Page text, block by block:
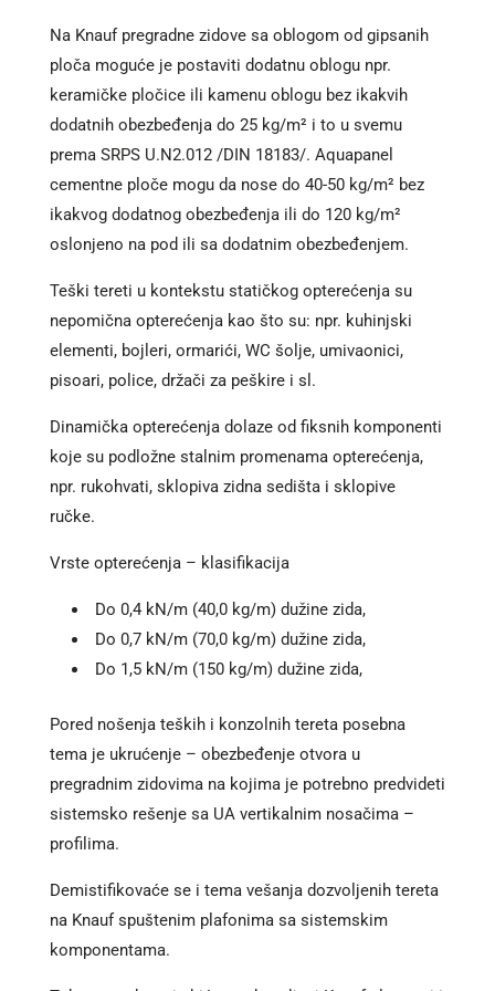
Na Knauf pregradne zidove sa oblogom od gipsanih
ploča moguće je postaviti dodatnu oblogu npr.
keramičke pločice ili kamenu oblogu bez ikakvih
dodatnih obezbeđenja do 25 kg/m² i to u svemu
prema SRPS U.N2.012 /DIN 18183/. Aquapanel
cementne ploče mogu da nose do 40-50 kg/m² bez
ikakvog dodatnog obezbeđenja ili do 120 kg/m²
oslonjeno na pod ili sa dodatnim obezbeđenjem.
Teški tereti u kontekstu statičkog opterećenja su
nepomična opterećenja kao što su: npr. kuhinjski
elementi, bojleri, ormarići, WC šolje, umivaonici,
pisoari, police, držači za peškire i sl.
Dinamička opterećenja dolaze od fiksnih komponenti
koje su podložne stalnim promenama opterećenja,
npr. rukohvati, sklopiva zidna sedišta i sklopive
ručke.
Vrste opterećenja – klasifikacija
Do 0,4 kN/m (40,0 kg/m) dužine zida,
Do 0,7 kN/m (70,0 kg/m) dužine zida,
Do 1,5 kN/m (150 kg/m) dužine zida,
Pored nošenja teških i konzolnih tereta posebna
tema je ukrućenje – obezbeđenje otvora u
pregradnim zidovima na kojima je potrebno predvideti
sistemsko rešenje sa UA vertikalnim nosačima –
profilima.
Demistifikovaće se i tema vešanja dozvoljenih tereta
na Knauf spuštenim plafonima sa sistemskim
komponentama.